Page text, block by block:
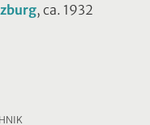
, ca. 1932